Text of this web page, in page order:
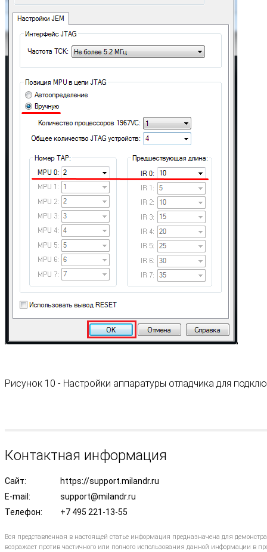
Рисунок 10 - Настройки аппаратуры отладчика для
Контактная информация
Сайт:
https://support.milandr.ru
E-mail:
support@milandr.ru
Телефон:
+7 495 221-13-55
Вся представленная в настоящей статье информация предназначена для
возражает против частичного или полного использования данной информации в